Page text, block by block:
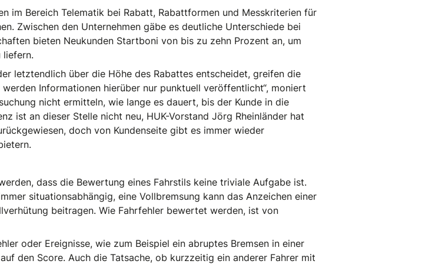
im Bereich Telematik bei Rabatt, Rabattformen und Messkriterien für
Zwischen den Unternehmen gäbe es deutliche Unterschiede bei
bieten Neukunden Startboni von bis zu zehn Prozent an, um
liefern.
letztendlich über die Höhe des Rabattes entscheidet, greifen die
Informationen hierüber nur punktuell veröffentlicht“, moniert
nicht ermitteln, wie lange es dauert, bis der Kunde in die
ist an dieser Stelle nicht neu, HUK-Vorstand Jörg Rheinländer hat
doch von Kundenseite gibt es immer wieder
dass die Bewertung eines Fahrstils keine triviale Aufgabe ist.
situationsabhängig, eine Vollbremsung kann das Anzeichen einer
beitragen. Wie Fahrfehler bewertet werden, ist von
oder Ereignisse, wie zum Beispiel ein abruptes Bremsen in einer
den Score. Auch die Tatsache, ob kurzzeitig ein anderer Fahrer mit